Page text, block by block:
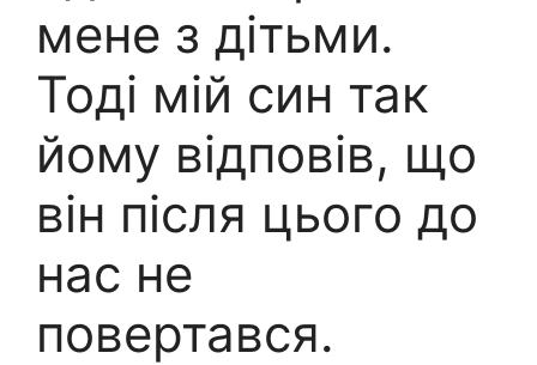
мене з дітьми.
Тоді мій син так
йому відповів, що
він після цього до
нас не
повертався.